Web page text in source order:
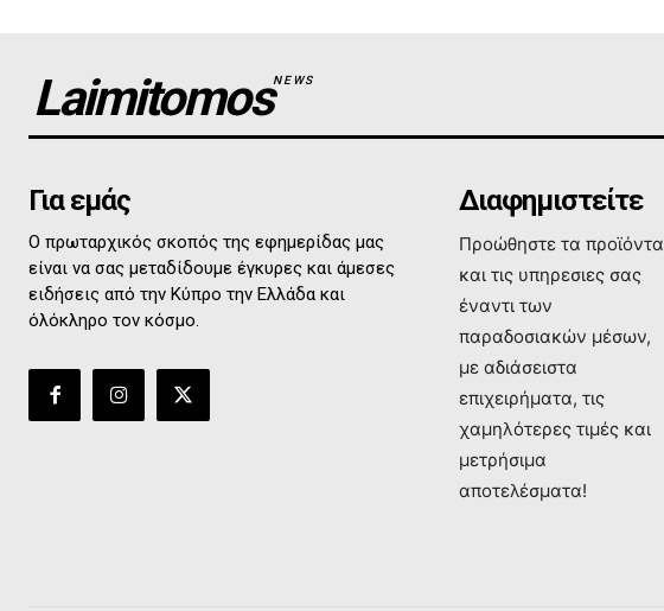
LaimitomosNEWS
Για εμάς
Ο πρωταρχικός σκοπός της εφημερίδας μας
είναι να σας μεταδίδουμε έγκυρες και άμεσες
ειδήσεις από την Κύπρο την Ελλάδα και
όλόκληρο τον κόσμο.
Διαφημιστείτε
Προώθηστε τα προϊόντα
και τις υπηρεσιες σας
έναντι των
παραδοσιακών μέσων,
με αδιάσειστα
επιχειρήματα, τις
χαμηλότερες τιμές και
μετρήσιμα
αποτελέσματα!